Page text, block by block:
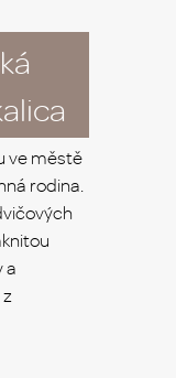
ve městě
rodina.
a